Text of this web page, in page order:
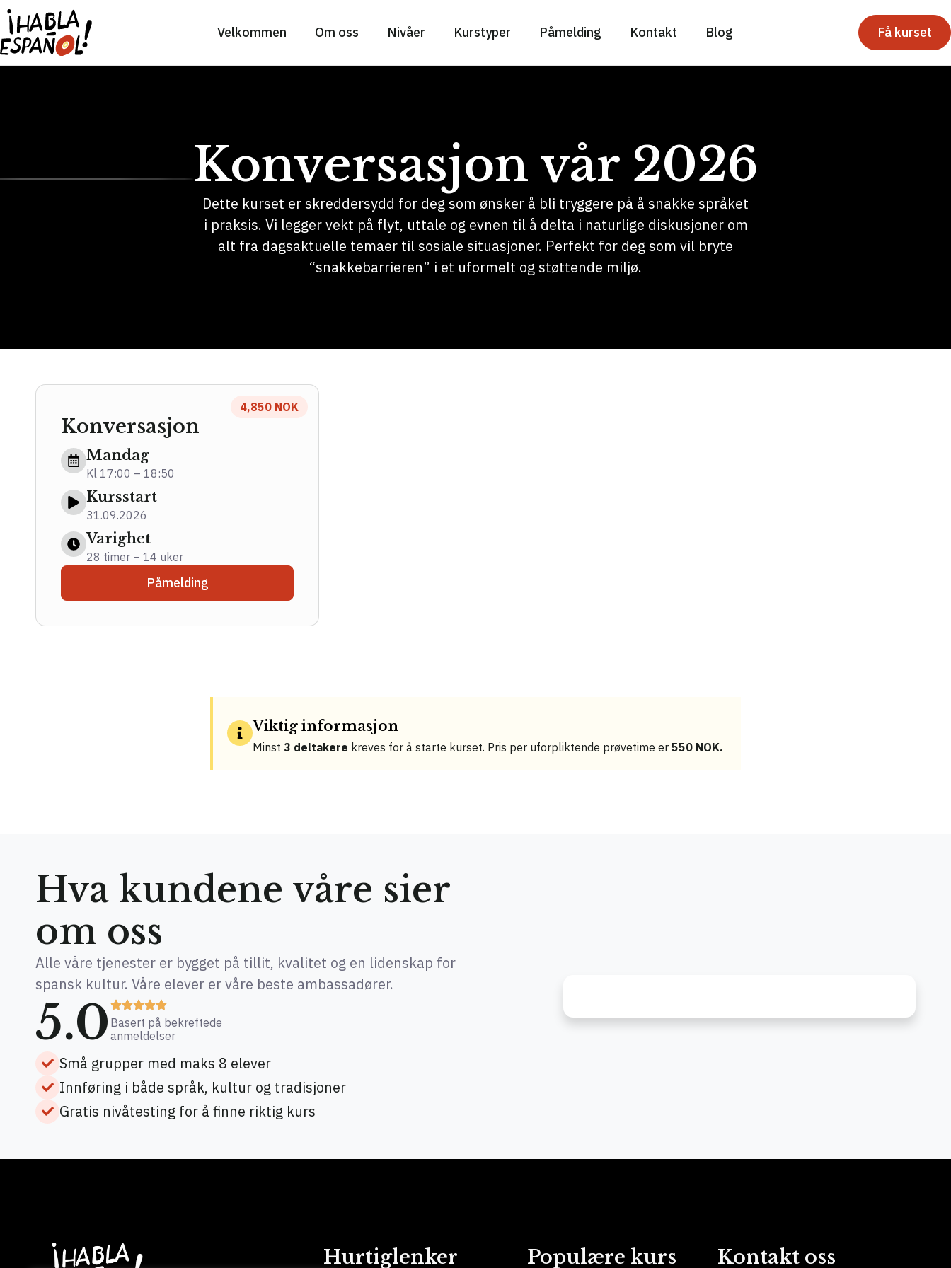
Velkommen Om oss Nivåer Kurstyper Påmelding Kontakt Blog Få kurset
Konversasjon vår 2026
Dette kurset er skreddersydd for deg som ønsker å bli tryggere på å snakke språket
i praksis. Vi legger vekt på flyt, uttale og evnen til å delta i naturlige diskusjoner om
alt fra dagsaktuelle temaer til sosiale situasjoner. Perfekt for deg som vil bryte
“snakkebarrieren” i et uformelt og støttende miljø.
Konversasjon
Mandag
Kl 17:00 – 18:50
Kursstart
31.09.2026
Varighet
28 timer – 14 uker
Påmelding
4,850 NOK
Viktig informasjon
Minst 3 deltakere kreves for å starte kurset. Pris per uforpliktende prøvetime er 550 NOK.
Hva kundene våre sier
om oss
Alle våre tjenester er bygget på tillit, kvalitet og en lidenskap for
spansk kultur. Våre elever er våre beste ambassadører.
5.0 Basert på bekreftede
anmeldelser
Små grupper med maks 8 elever
Innføring i både språk, kultur og tradisjoner
Gratis nivåtesting for å finne riktig kurs
Hurtiglenker Populære kurs Kontakt oss